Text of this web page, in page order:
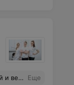
Советуем! Еще